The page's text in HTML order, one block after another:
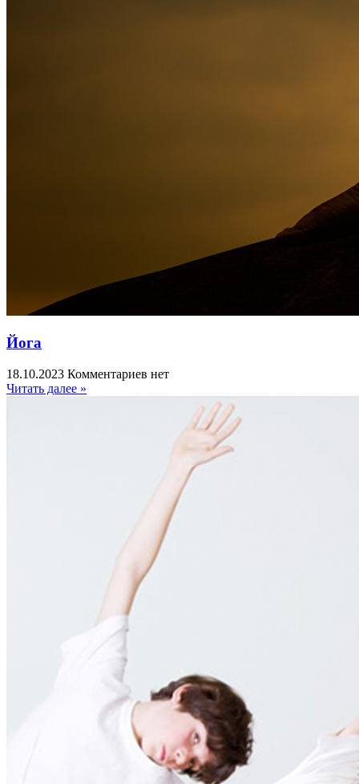
Йога
18.10.2023 Комментариев нет
Читать далее »